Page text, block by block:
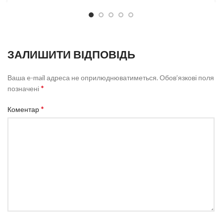
ЗАЛИШИТИ ВІДПОВІДЬ
Ваша e-mail адреса не оприлюднюватиметься. Обов’язкові поля
позначені*
Коментар*